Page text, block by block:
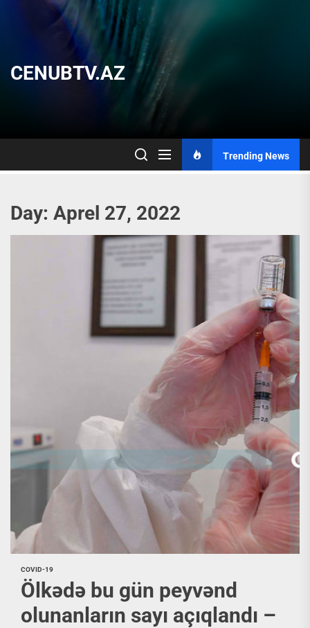
CENUBTV.AZ
Trending News
Day: Aprel 27, 2022
COVID-19
Ölkədə bu gün peyvənd
olunanların sayı açıqlandı –